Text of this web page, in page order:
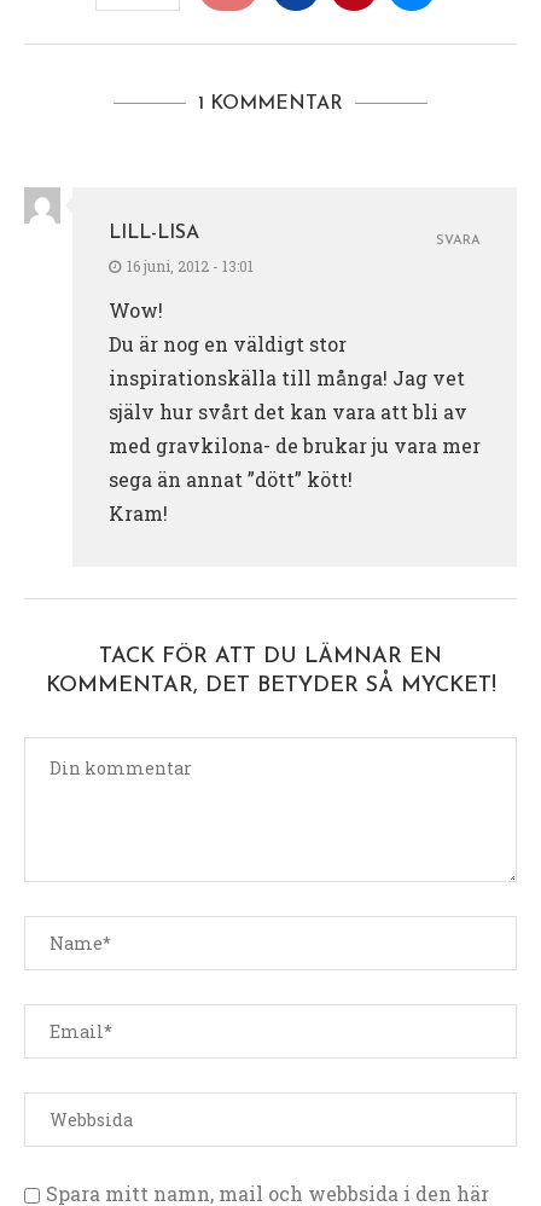
1 KOMMENTAR
LILL-LISA
16 juni, 2012 - 13:01
Wow!
Du är nog en väldigt stor
inspirationskälla till många! Jag vet
själv hur svårt det kan vara att bli av
med gravkilona- de brukar ju vara mer
sega än annat ”dött” kött!
Kram!
SVARA
TACK FÖR ATT DU LÄMNAR EN
KOMMENTAR, DET BETYDER SÅ MYCKET!
Spara mitt namn, mail och webbsida i den här